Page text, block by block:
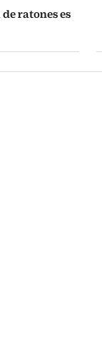
ratones es